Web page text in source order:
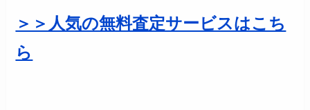
＞＞人気の無料査定サービスはこち
ら